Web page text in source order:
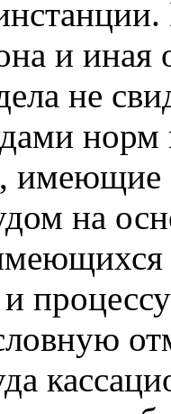
и иная
не
норм
имеющие
на